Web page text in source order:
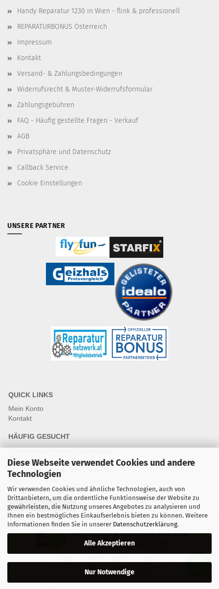
Diese Webseite verwendet Cookies und andere
Technologien
Wir verwenden Cookies und ähnliche Technologien, auch von
Drittanbietern, um die ordentliche Funktionsweise der Website zu
gewährleisten, die Nutzung unseres Angebotes zu analysieren und
Ihnen ein bestmögliches Einkaufserlebnis bieten zu können. Weitere
Informationen finden Sie in unserer Datenschutzerklärung.
Alle Akzeptieren
Nur Notwendige
Handy Reparatur 1230 in Wien - flink & professionell
REPARATURBONUS Österreich
Impressum
Kontakt
Versand- & Zahlungsbedingungen
Widerrufsrecht & Muster-Widerrufsformular
Zahlungsgebühren
FAQ - Häufig gestellte Fragen - Verkauf
AGB
Privatsphäre und Datenschutz
Callback Service
Cookie Einstellungen
UNSERE PARTNER
QUICK LINKS
Mein Konto
Kontakt
HÄUFIG GESUCHT
Fragen und Antworten Webshop
Fragen & Antworten Reparatur
Qualitätsstandards für Ersatzteile
Reparaturablauf
Vertrag widerrufen
Zertifizierter & sicherer Onlineshop
Kostenloser Versand ab 30 €